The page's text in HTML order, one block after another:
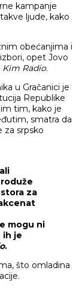
kampanje
ljude, kako
obećanjima i
opet Jovo
Kim Radio.
u Gračanici je
Republike
tim, kako je
smatra da
za srpsko
za
mogu ni
ih je
.
što omladina